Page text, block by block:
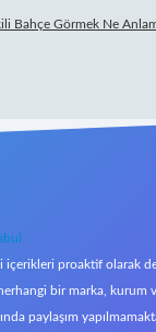
Bahçe Görmek Ne
proaktif olarak
bir marka, kurum
paylaşım